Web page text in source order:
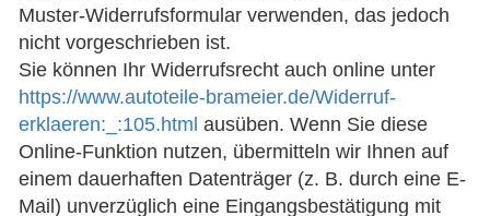
Muster-Widerrufsformular verwenden, das jedoch
nicht vorgeschrieben ist.
Sie können Ihr Widerrufsrecht auch online unter
https://www.autoteile-brameier.de/Widerruf-
erklaeren:_:105.html ausüben. Wenn Sie diese
Online-Funktion nutzen, übermitteln wir Ihnen auf
einem dauerhaften Datenträger (z. B. durch eine E-
Mail) unverzüglich eine Eingangsbestätigung mit